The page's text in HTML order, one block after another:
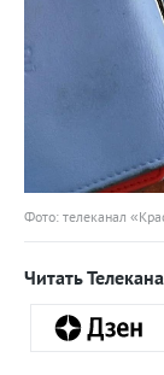
Фото: телеканал
Читать